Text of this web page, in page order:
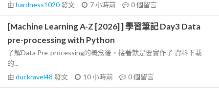
由 hardness1020發文 7 小時前 0個留言
[Machine Learning A-Z [2026] ] 學習筆記 Day3 Data
pre-processing with Python
了解Data Pre-processing的概念後，接著就是要實作了 資料下載
的...
由 duckravel48 發文 10 小時前 0個留言